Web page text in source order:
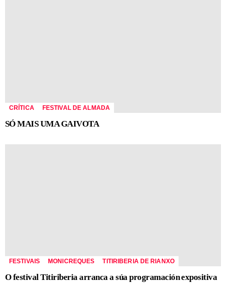
CRÍTICA FESTIVAL DE ALMADA
SÓ MAIS UMA GAIVOTA
FESTIVAIS MONICREQUES TITIRIBERIA DE RIANXO
O festival Titiriberia arranca a súa programación expositiva